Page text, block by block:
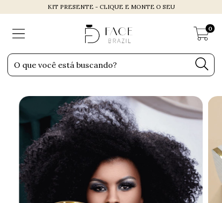
KIT PRESENTE - CLIQUE E MONTE O SEU
0